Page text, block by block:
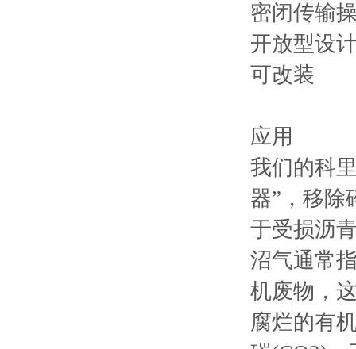
密闭传输
开放型设
可改装
应用
我们的科
器”，移除
于受损沥
沼气通常
机废物，
腐烂的有